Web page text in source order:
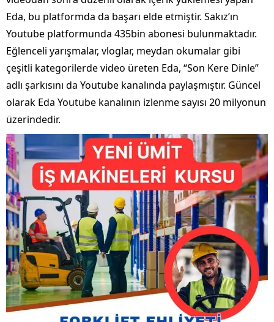
Eda, bu platformda da başarı elde etmiştir. Sakız’ın
Youtube platformunda 435bin abonesi bulunmaktadır.
Eğlenceli yarışmalar, vloglar, meydan okumalar gibi
çeşitli kategorilerde video üreten Eda, “Son Kere Dinle”
adlı şarkısını da Youtube kanalında paylaşmıştır. Güncel
olarak Eda Youtube kanalının izlenme sayısı 20 milyonun
üzerindedir.